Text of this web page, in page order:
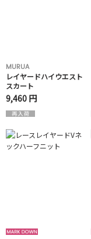
MURUA
レイヤードハイウエスト
スカート
9,460 円